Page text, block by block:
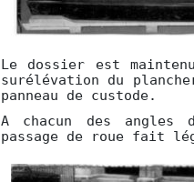
Le dossier est
surélévation du
panneau de custode.
A chacun des angles
passage de roue fait